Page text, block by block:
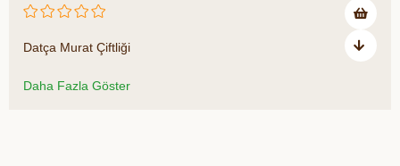
Datça Murat Çiftliği
Daha Fazla Göster